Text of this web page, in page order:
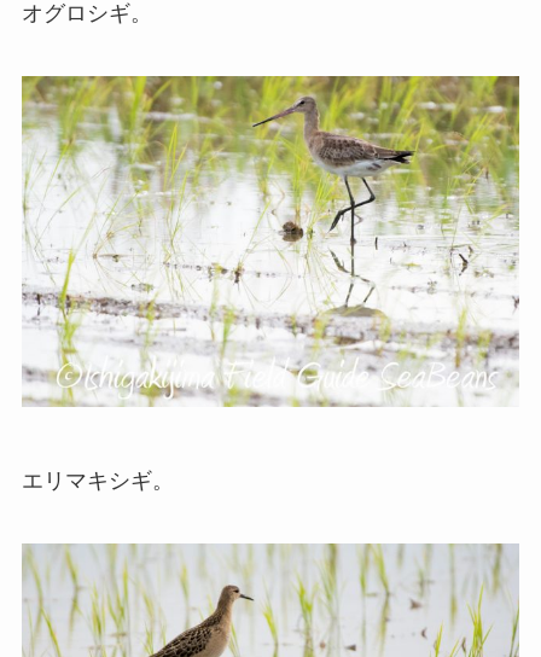
オグロシギ。
エリマキシギ。